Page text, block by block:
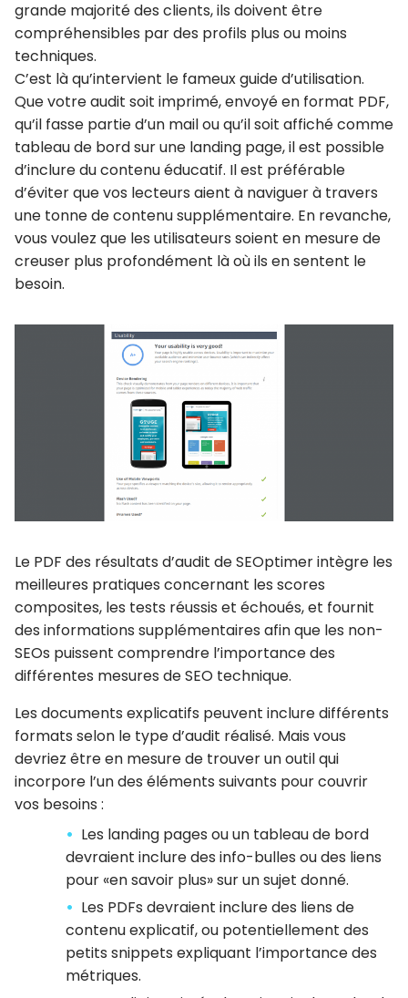
grande majorité des clients, ils doivent être
compréhensibles par des profils plus ou moins
techniques.
C’est là qu’intervient le fameux guide d’utilisation.
Que votre audit soit imprimé, envoyé en format PDF,
qu’il fasse partie d’un mail ou qu’il soit affiché comme
tableau de bord sur une landing page, il est possible
d’inclure du contenu éducatif. Il est préférable
d’éviter que vos lecteurs aient à naviguer à travers
une tonne de contenu supplémentaire. En revanche,
vous voulez que les utilisateurs soient en mesure de
creuser plus profondément là où ils en sentent le
besoin.
Le PDF des résultats d’audit de SEOptimer intègre les
meilleures pratiques concernant les scores
composites, les tests réussis et échoués, et fournit
des informations supplémentaires afin que les non-
SEOs puissent comprendre l’importance des
différentes mesures de SEO technique.
Les documents explicatifs peuvent inclure différents
formats selon le type d’audit réalisé. Mais vous
devriez être en mesure de trouver un outil qui
incorpore l’un des éléments suivants pour couvrir
vos besoins :
Les landing pages ou un tableau de bord
devraient inclure des info-bulles ou des liens
pour «en savoir plus» sur un sujet donné.
Les PDFs devraient inclure des liens de
contenu explicatif, ou potentiellement des
petits snippets expliquant l’importance des
métriques.